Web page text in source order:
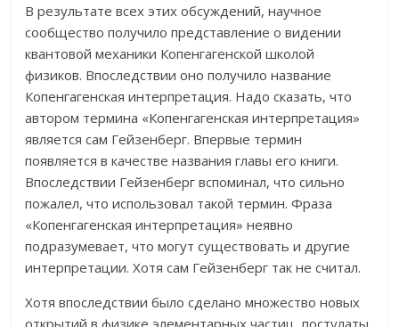
В результате всех этих обсуждений, научное
сообщество получило представление о видении
квантовой механики Копенгагенской школой
физиков. Впоследствии оно получило название
Копенгагенская интерпретация. Надо сказать, что
автором термина «Копенгагенская интерпретация»
является сам Гейзенберг. Впервые термин
появляется в качестве названия главы его книги.
Впоследствии Гейзенберг вспоминал, что сильно
пожалел, что использовал такой термин. Фраза
«Копенгагенская интерпретация» неявно
подразумевает, что могут существовать и другие
интерпретации. Хотя сам Гейзенберг так не считал.
Хотя впоследствии было сделано множество новых
открытий в физике элементарных частиц, постулаты